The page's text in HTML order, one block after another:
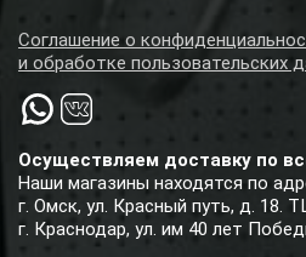
Осуществляем доставку по
Наши магазины находятся по
г. Омск, ул. Красный путь, д. 18.
г. Краснодар, ул. им 40 лет
Соглашение о
и обработке пользовательских